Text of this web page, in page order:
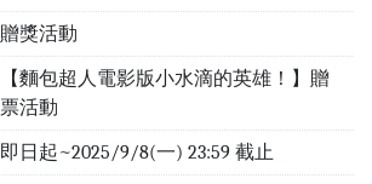
贈獎活動
【麵包超人電影版小水滴的英雄！】贈
票活動
即日起~2025/9/8(一) 23:59 截止